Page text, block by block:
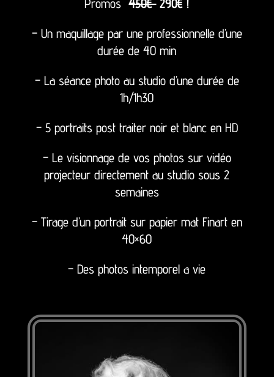
Promos450€290€ !
– Un maquillage par une professionnelle d’une
durée de 40 min
– La séance photo au studio d’une durée de
1h/1h30
– 5 portraits post traiter noir et blanc en HD
– Le visionnage de vos photos sur vidéo
projecteur directement au studio sous 2
semaines
– Tirage d’un portrait sur papier mat Finart en
40×60
– Des photos intemporel a vie